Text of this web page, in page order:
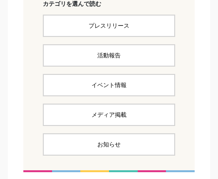
カテゴリを選んで読む
プレスリリース
活動報告
イベント情報
メディア掲載
お知らせ